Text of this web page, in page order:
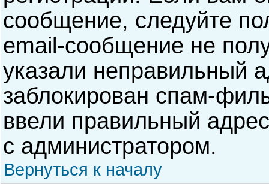
сообщение, следуйте
email-сообщение не
указали неправильный
заблокирован спам-
ввели правильный
с администратором.
Вернуться к началу